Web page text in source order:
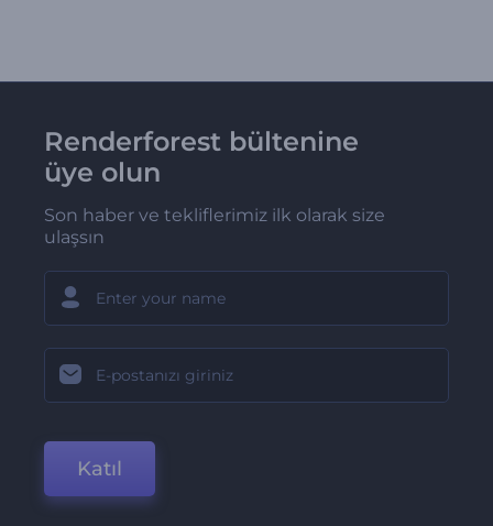
Renderforest bültenine
üye olun
Son haber ve tekliflerimiz ilk olarak size
ulaşsın
Katıl